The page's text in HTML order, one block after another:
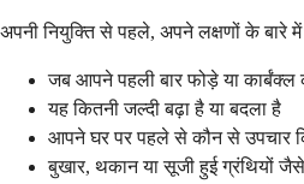
अपनी नियुक्ति से पहले, अपने लक्षणों के बारे में
जब आपने पहली बार फोड़े या कार्बंक्ल
यह कितनी जल्दी बढ़ा है या बदला है
आपने घर पर पहले से कौन से उपचार
बुखार, थकान या सूजी हुई ग्रंथियों